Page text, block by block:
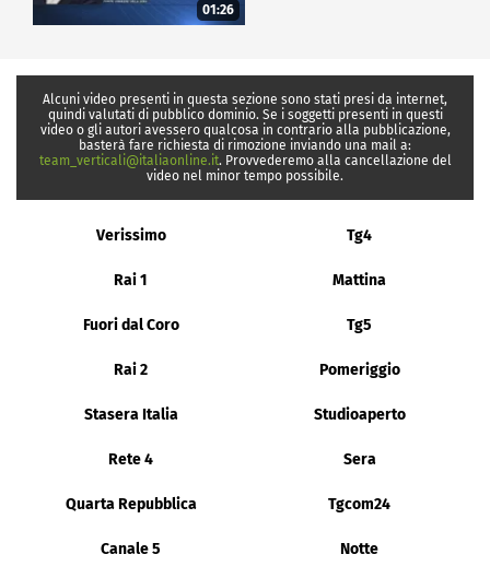
01:26
Alcuni video presenti in questa sezione sono stati presi da internet,
quindi valutati di pubblico dominio. Se i soggetti presenti in questi
video o gli autori avessero qualcosa in contrario alla pubblicazione,
basterà fare richiesta di rimozione inviando una mail a:
team_verticali@italiaonline.it. Provvederemo alla cancellazione del
video nel minor tempo possibile.
Verissimo Tg4
Rai 1 Mattina
Fuori dal Coro Tg5
Rai 2 Pomeriggio
Stasera Italia Studioaperto
Rete 4 Sera
Quarta Repubblica Tgcom24
Canale 5 Notte